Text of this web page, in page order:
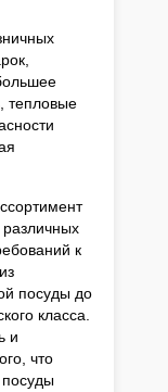
тепловые
к
посуды до
класса.
и
что
посуды